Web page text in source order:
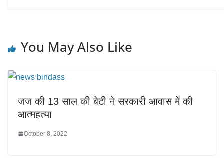
You May Also Like
जज की 13 साल की बेटी ने सरकारी आवास में की
आत्महत्या
October 8, 2022